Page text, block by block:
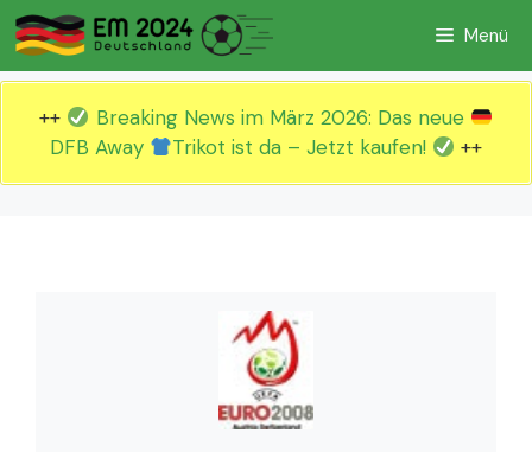
Zum
Inhalt
springen
Menü
++
Breaking News im März 2026: Das neue
DFB Away
Trikot ist da – Jetzt kaufen! ++